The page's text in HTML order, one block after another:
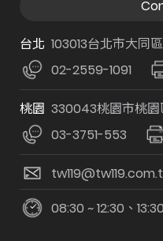
台北 103013台北市大同
02-2559-1091
桃園 330043桃園市桃
03-3751-553
08:30 ~ 12:30、